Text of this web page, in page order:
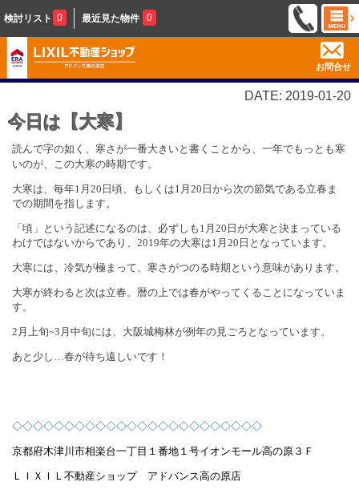
検討リスト 0 最近見た物件 0
お問合せ
DATE: 2019-01-20
今日は【大寒】
読んで字の如く、寒さが一番大きいと書くことから、一年でもっとも寒
いのが、この大寒の時期です。
大寒は、毎年1 月 20 日頃、もしくは1 月 20 日から次の節気である立春ま
での期間を指します。
「頃」という記述になるのは、必ずしも 1 月 20 日が大寒と決まっている
わけではないからであり、 2019年の大寒は1 月 20 日となっています。
大寒には、冷気が極まって、寒さがつのる時期という意味があります。
大寒が終わると次は立春。暦の上では春がやってくることになっていま
す。
2 月上旬~3 月中旬には、大阪城梅林が例年の見ごろとなっています。
あと少し…春が待ち遠しいです！
◇◇◇◇◇◇◇◇◇◇◇◇◇◇◇◇◇◇◇◇◇◇◇◇
京都府木津川市相楽台一丁目１番地１号イオンモール高の原３Ｆ
ＬＩＸＩＬ不動産ショップ アドバンス高の原店